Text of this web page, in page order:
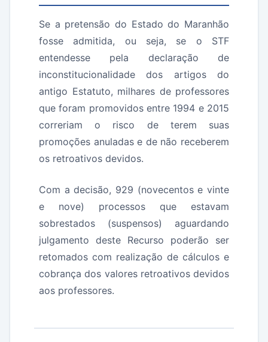
Se a pretensão do Estado do Maranhão
fosse admitida, ou seja, se o STF
entendesse pela declaração de
inconstitucionalidade dos artigos do
antigo Estatuto, milhares de professores
que foram promovidos entre 1994 e 2015
correriam o risco de terem suas
promoções anuladas e de não receberem
os retroativos devidos.
Com a decisão, 929 (novecentos e vinte
e nove) processos que estavam
sobrestados (suspensos) aguardando
julgamento deste Recurso poderão ser
retomados com realização de cálculos e
cobrança dos valores retroativos devidos
aos professores.